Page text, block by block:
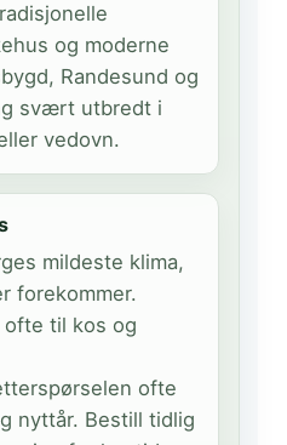
og moderne
Randesund og
svært utbredt i
vedovn.
mildeste klima,
forekommer.
ofte til kos og
ofte
nyttår. Bestill tidlig